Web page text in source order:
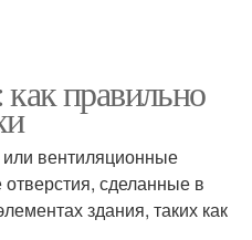
правильно
вентиляционные
сделанные в
здания, таких как